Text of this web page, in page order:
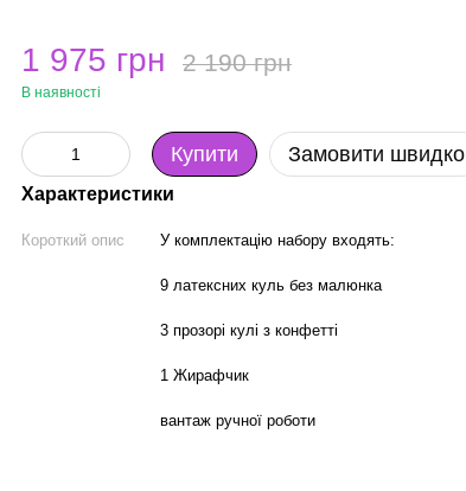
1 975 грн 2 190 грн
В наявності
Купити Замовити швидко
Характеристики
Короткий опис У комплектацію набору входять:
9 латексних куль без малюнка
3 прозорі кулі з конфетті
1 Жирафчик
вантаж ручної роботи